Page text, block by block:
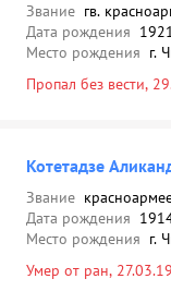
Звание гв.
Дата рождения
Место рождения г.
Пропал без вести,
Котетадзе
Звание
Дата рождения
Место рождения г.
Умер от ран,